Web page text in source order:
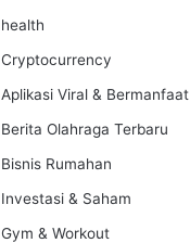
health
Cryptocurrency
Aplikasi Viral & Bermanfaat
Berita Olahraga Terbaru
Bisnis Rumahan
Investasi & Saham
Gym & Workout